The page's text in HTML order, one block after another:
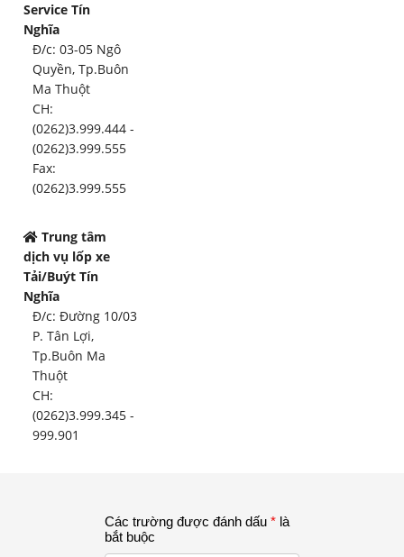
Service Tín
Nghĩa
Đ/c: 03-05 Ngô
Quyền, Tp.Buôn
Ma Thuột
CH:
(0262)3.999.444 -
(0262)3.999.555
Fax:
(0262)3.999.555
Trung tâm
dịch vụ lốp xe
Tải/Buýt Tín
Nghĩa
Đ/c: Đường 10/03
P. Tân Lợi,
Tp.Buôn Ma
Thuột
CH:
(0262)3.999.345 -
999.901
Các trường được đánh dấu * là
bắt buộc